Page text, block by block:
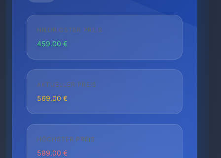
NIEDRIGSTER PREIS
459.00 €
AKTUELLER PREIS
569.00 €
HÖCHSTER PREIS
599.00 €